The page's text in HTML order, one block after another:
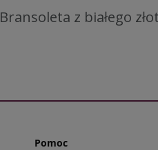
Bransoleta z białego
Pomoc